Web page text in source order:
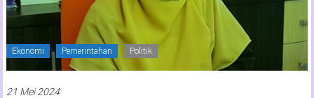
Ekonomi Pemerintahan Politik
21 Mei 2024